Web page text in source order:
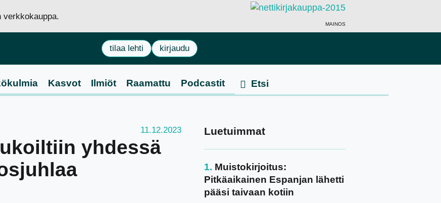
verkkokauppa.
MAINOS
tilaa lehti kirjaudu
Kasvot Ilmiöt Raamattu Podcastit
11.12.2023
yhdessä
Luetuimmat
Muistokirjoitus:
Pitkäaikainen Espanjan lähetti
pääsi taivaan kotiin